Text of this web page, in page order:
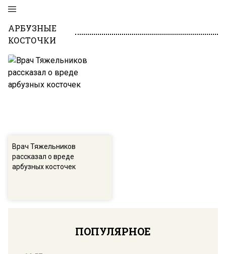
АРБУЗНЫЕ
КОСТОЧКИ
Врач Тяжельников
рассказал о вреде
арбузных косточек
ПОПУЛЯРНОЕ